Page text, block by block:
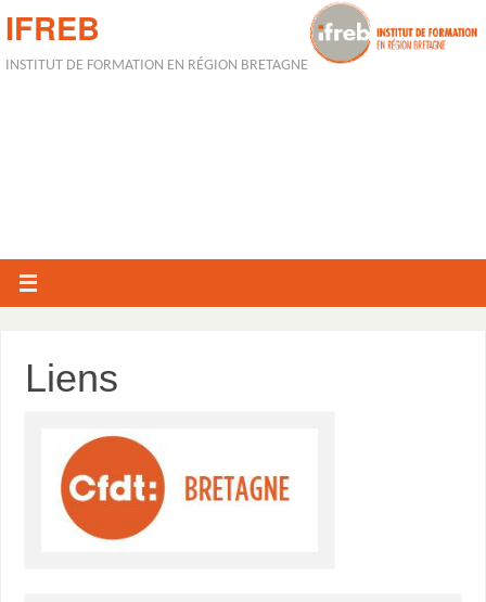
IFREB
INSTITUT DE FORMATION EN RÉGION BRETAGNE
Liens